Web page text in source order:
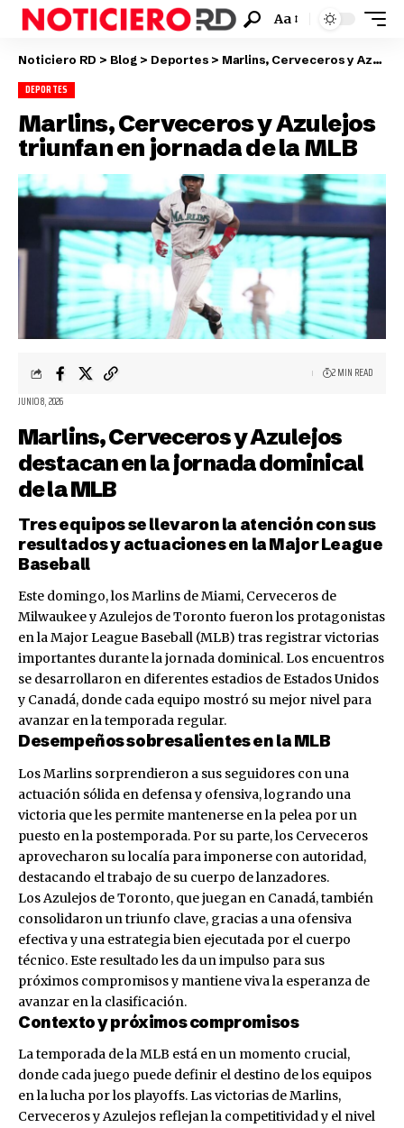
Aa
Noticiero RD > Blog > Deportes > Marlins, Cerveceros y Azulejos triunfan en jornada de la MLB
DEPORTES
Marlins, Cerveceros y Azulejos
triunfan en jornada de la MLB
JUNIO 8, 2026
2 MIN READ
Marlins, Cerveceros y Azulejos
destacan en la jornada dominical
de la MLB
Tres equipos se llevaron la atención con sus
resultados y actuaciones en la Major League
Baseball
Este domingo, los Marlins de Miami, Cerveceros de
Milwaukee y Azulejos de Toronto fueron los protagonistas
en la Major League Baseball (MLB) tras registrar victorias
importantes durante la jornada dominical. Los encuentros
se desarrollaron en diferentes estadios de Estados Unidos
y Canadá, donde cada equipo mostró su mejor nivel para
avanzar en la temporada regular.
Desempeños sobresalientes en la MLB
Los Marlins sorprendieron a sus seguidores con una
actuación sólida en defensa y ofensiva, logrando una
victoria que les permite mantenerse en la pelea por un
puesto en la postemporada. Por su parte, los Cerveceros
aprovecharon su localía para imponerse con autoridad,
destacando el trabajo de su cuerpo de lanzadores.
Los Azulejos de Toronto, que juegan en Canadá, también
consolidaron un triunfo clave, gracias a una ofensiva
efectiva y una estrategia bien ejecutada por el cuerpo
técnico. Este resultado les da un impulso para sus
próximos compromisos y mantiene viva la esperanza de
avanzar en la clasificación.
Contexto y próximos compromisos
La temporada de la MLB está en un momento crucial,
donde cada juego puede definir el destino de los equipos
en la lucha por los playoffs. Las victorias de Marlins,
Cerveceros y Azulejos reflejan la competitividad y el nivel